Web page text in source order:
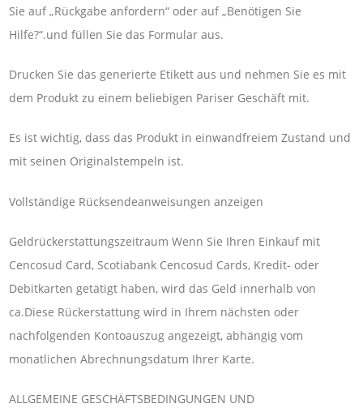
Sie auf „Rückgabe anfordern“ oder auf „Benötigen Sie
Hilfe?“.und füllen Sie das Formular aus.
Drucken Sie das generierte Etikett aus und nehmen Sie es mit
dem Produkt zu einem beliebigen Pariser Geschäft mit.
Es ist wichtig, dass das Produkt in einwandfreiem Zustand und
mit seinen Originalstempeln ist.
Vollständige Rücksendeanweisungen anzeigen
Geldrückerstattungszeitraum Wenn Sie Ihren Einkauf mit
Cencosud Card, Scotiabank Cencosud Cards, Kredit- oder
Debitkarten getätigt haben, wird das Geld innerhalb von
ca.Diese Rückerstattung wird in Ihrem nächsten oder
nachfolgenden Kontoauszug angezeigt, abhängig vom
monatlichen Abrechnungsdatum Ihrer Karte.
ALLGEMEINE GESCHÄFTSBEDINGUNGEN UND